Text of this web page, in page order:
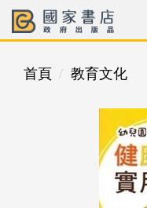
首頁 教育文化